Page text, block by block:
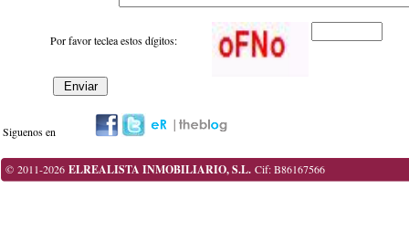
Por favor teclea estos dígitos:
Siguenos en
© 2011-2026 ELREALISTA INMOBILIARIO, S.L.Cif: B86167566